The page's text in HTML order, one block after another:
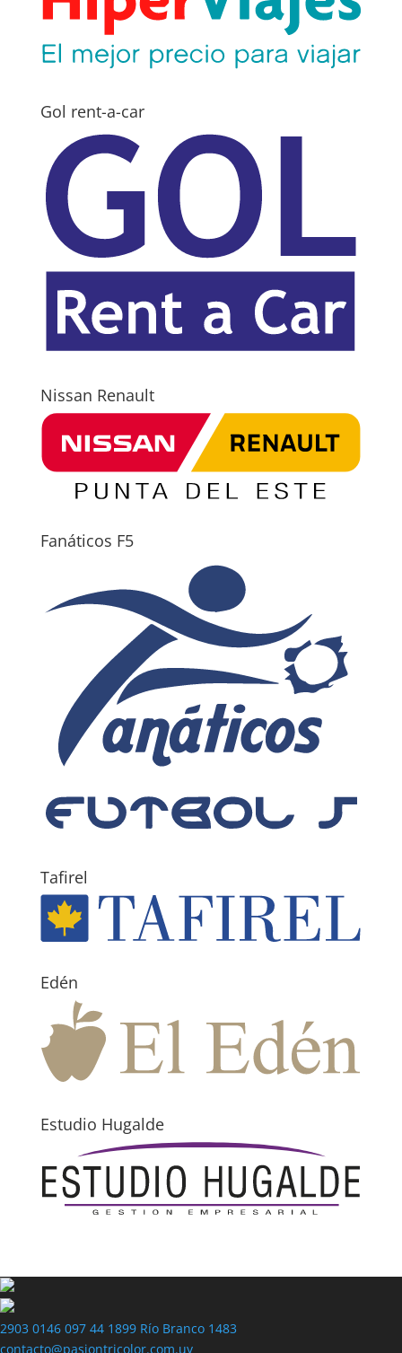
Gol rent-a-car
Nissan Renault
Fanáticos F5
Tafirel
Edén
Estudio Hugalde
2903 0146 097 44 1899 Río Branco 1483
contacto@pasiontricolor.com.uy